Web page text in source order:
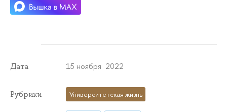
Дата 15 ноября 2022
Рубрики Университетская жизнь